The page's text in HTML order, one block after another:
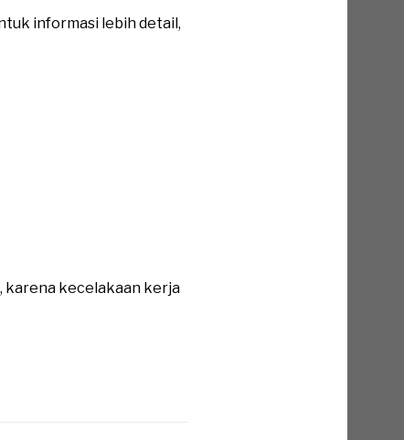
informasi lebih detail,
karena kecelakaan kerja